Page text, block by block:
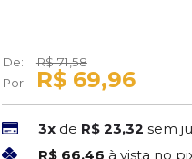
De:
R$ 71,58
Por:
R$ 69,96
3x de R$ 23,32 sem
R$ 66,46 à vista no